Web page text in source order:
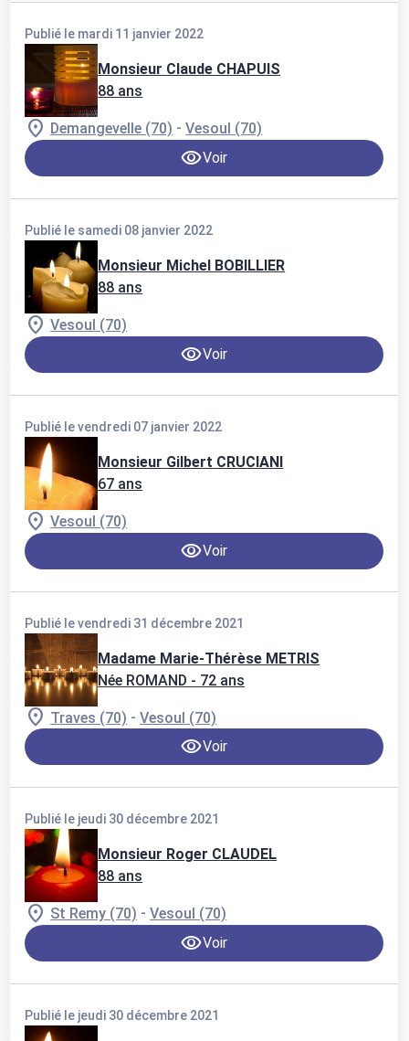
Publié le mardi 11 janvier 2022
Monsieur Claude CHAPUIS
88 ans
Demangevelle (70) -Vesoul (70)
Voir
Publié le samedi 08 janvier 2022
Monsieur Michel BOBILLIER
88 ans
Vesoul (70)
Voir
Publié le vendredi 07 janvier 2022
Monsieur Gilbert CRUCIANI
67 ans
Vesoul (70)
Voir
Publié le vendredi 31 décembre 2021
Madame Marie-Thérèse METRIS
Née ROMAND - 72 ans
Traves (70) -Vesoul (70)
Voir
Publié le jeudi 30 décembre 2021
Monsieur Roger CLAUDEL
88 ans
St Remy (70) -Vesoul (70)
Voir
Publié le jeudi 30 décembre 2021